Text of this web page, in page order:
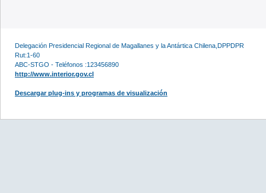
Delegación Presidencial Regional de Magallanes y la Antártica Chilena,DPPDPR
Rut:1-60
ABC-STGO - Teléfonos :123456890
http://www.interior.gov.cl
Descargar plug-ins y programas de visualización